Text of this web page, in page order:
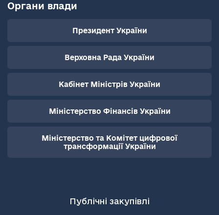
Органи влади
Президент України
Верховна Рада України
Кабінет Міністрів України
Міністерство Фінансів України
Міністерство та Комітет цифрової
трансформації України
Публічні закупівлі